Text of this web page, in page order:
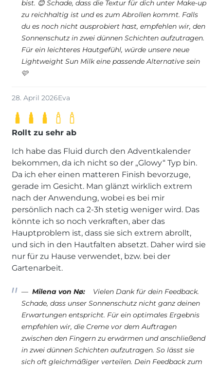
bist. 😊 Schade, dass die Textur für dich unter Make-up
zu reichhaltig ist und es zum Abrollen kommt. Falls
du es noch nicht ausprobiert hast, empfehlen wir, den
Sonnenschutz in zwei dünnen Schichten aufzutragen.
Für ein leichteres Hautgefühl, würde unsere neue
Lightweight Sun Milk eine passende Alternative sein
🩷
28. April 2026Eva
Rollt zu sehr ab
Ich habe das Fluid durch den Adventkalender
bekommen, da ich nicht so der „Glowy“ Typ bin.
Da ich eher einen matteren Finish bevorzuge,
gerade im Gesicht. Man glänzt wirklich extrem
nach der Anwendung, wobei es bei mir
persönlich nach ca 2-3h stetig weniger wird. Das
könnte ich so noch verkraften, aber das
Hauptproblem ist, dass sie sich extrem abrollt,
und sich in den Hautfalten absetzt. Daher wird sie
nur für zu Hause verwendet, bzw. bei der
Gartenarbeit.
Milena von Nø:
Vielen Dank für dein Feedback.
Schade, dass unser Sonnenschutz nicht ganz deinen
Erwartungen entspricht. Für ein optimales Ergebnis
empfehlen wir, die Creme vor dem Auftragen
zwischen den Fingern zu erwärmen und anschließend
in zwei dünnen Schichten aufzutragen. So lässt sie
sich oft gleichmäßiger verteilen. Dein Feedback zum